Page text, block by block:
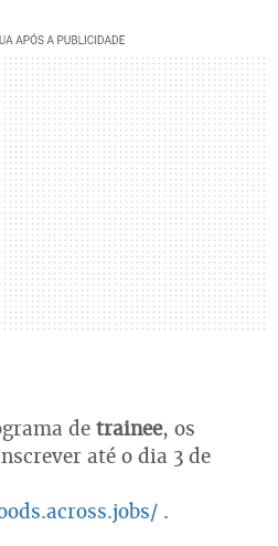
de trainee, os
até o dia 3 de
.